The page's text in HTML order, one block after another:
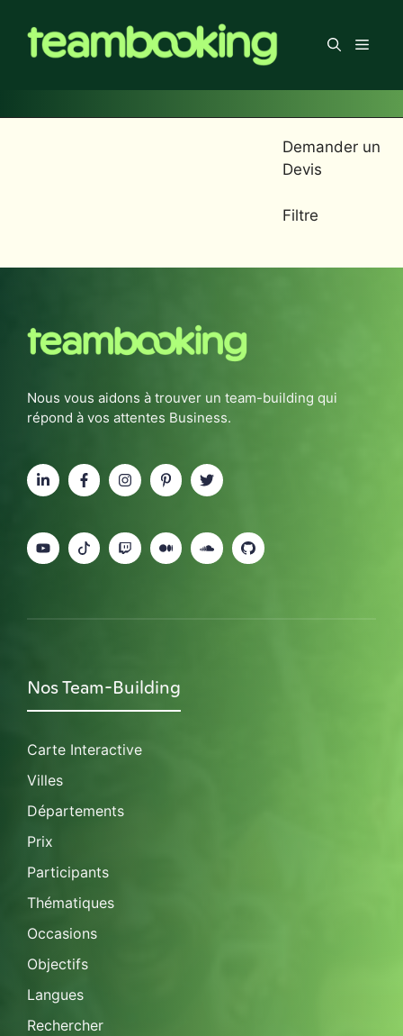
contenu
Menu
Demander un
Devis
Filtre
Nous vous aidons à trouver un team-building qui
répond à vos attentes Business.
Nos Team-Building
Carte Interactive
Villes
Départements
Prix
Participants
Thématiques
Occasions
Objectifs
Langues
Rechercher